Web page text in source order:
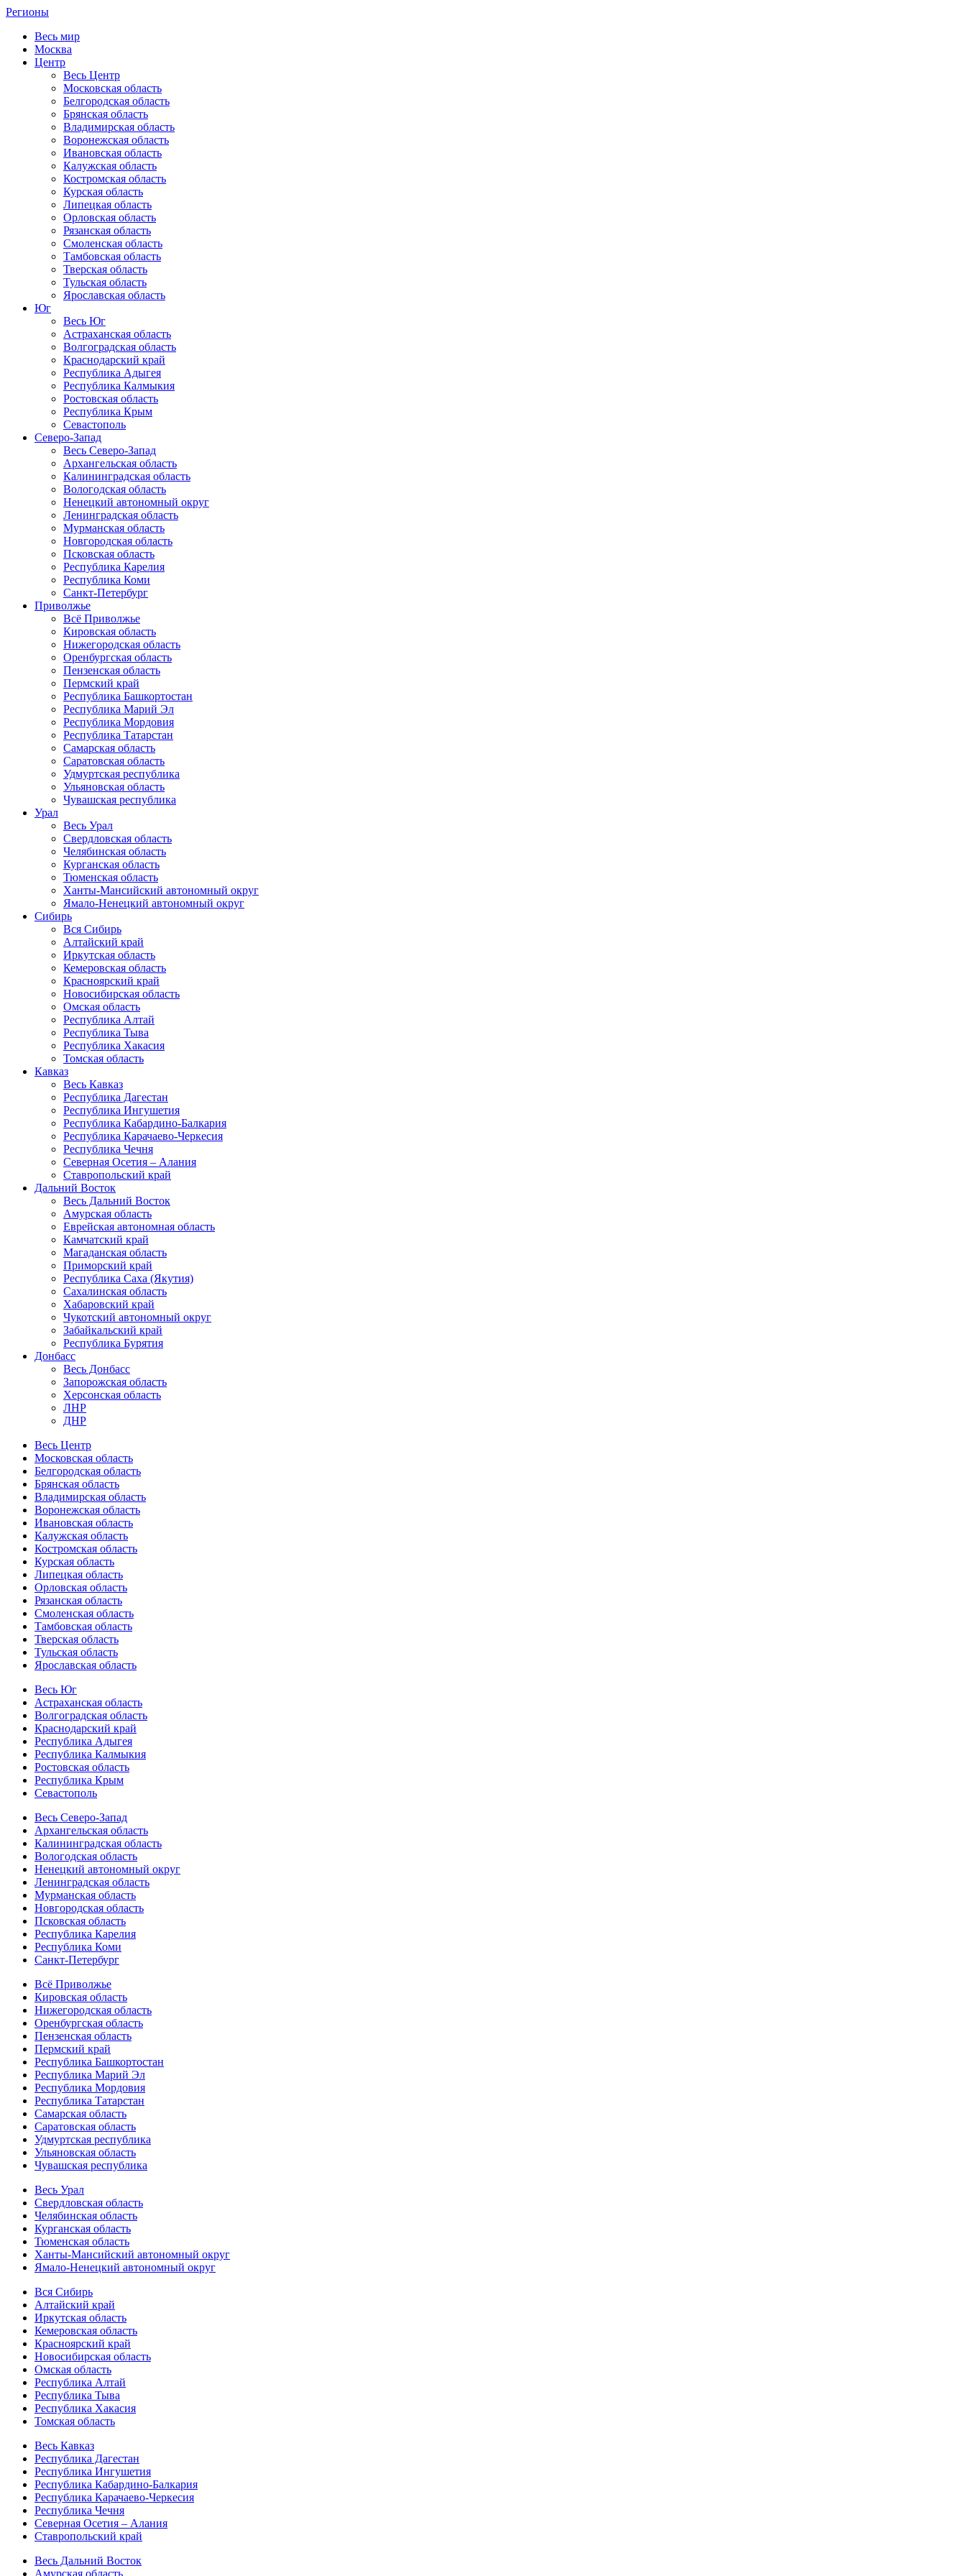
Регионы
Весь мир
Москва
Центр
Весь Центр
Московская область
Белгородская область
Брянская область
Владимирская область
Воронежская область
Ивановская область
Калужская область
Костромская область
Курская область
Липецкая область
Орловская область
Рязанская область
Смоленская область
Тамбовская область
Тверская область
Тульская область
Ярославская область
Юг
Весь Юг
Астраханская область
Волгоградская область
Краснодарский край
Республика Адыгея
Республика Калмыкия
Ростовская область
Республика Крым
Севастополь
Северо-Запад
Весь Северо-Запад
Архангельская область
Калининградская область
Вологодская область
Ненецкий автономный округ
Ленинградская область
Мурманская область
Новгородская область
Псковская область
Республика Карелия
Республика Коми
Санкт-Петербург
Приволжье
Всё Приволжье
Кировская область
Нижегородская область
Оренбургская область
Пензенская область
Пермский край
Республика Башкортостан
Республика Марий Эл
Республика Мордовия
Республика Татарстан
Самарская область
Саратовская область
Удмуртская республика
Ульяновская область
Чувашская республика
Урал
Весь Урал
Свердловская область
Челябинская область
Курганская область
Тюменская область
Ханты-Мансийский автономный округ
Ямало-Ненецкий автономный округ
Сибирь
Вся Сибирь
Алтайский край
Иркутская область
Кемеровская область
Красноярский край
Новосибирская область
Омская область
Республика Алтай
Республика Тыва
Республика Хакасия
Томская область
Кавказ
Весь Кавказ
Республика Дагестан
Республика Ингушетия
Республика Кабардино-Балкария
Республика Карачаево-Черкесия
Республика Чечня
Северная Осетия – Алания
Ставропольский край
Дальний Восток
Весь Дальний Восток
Амурская область
Еврейская автономная область
Камчатский край
Магаданская область
Приморский край
Республика Саха (Якутия)
Сахалинская область
Хабаровский край
Чукотский автономный округ
Забайкальский край
Республика Бурятия
Донбасс
Весь Донбасс
Запорожская область
Херсонская область
ЛНР
ДНР
Весь Центр
Московская область
Белгородская область
Брянская область
Владимирская область
Воронежская область
Ивановская область
Калужская область
Костромская область
Курская область
Липецкая область
Орловская область
Рязанская область
Смоленская область
Тамбовская область
Тверская область
Тульская область
Ярославская область
Весь Юг
Астраханская область
Волгоградская область
Краснодарский край
Республика Адыгея
Республика Калмыкия
Ростовская область
Республика Крым
Севастополь
Весь Северо-Запад
Архангельская область
Калининградская область
Вологодская область
Ненецкий автономный округ
Ленинградская область
Мурманская область
Новгородская область
Псковская область
Республика Карелия
Республика Коми
Санкт-Петербург
Всё Приволжье
Кировская область
Нижегородская область
Оренбургская область
Пензенская область
Пермский край
Республика Башкортостан
Республика Марий Эл
Республика Мордовия
Республика Татарстан
Самарская область
Саратовская область
Удмуртская республика
Ульяновская область
Чувашская республика
Весь Урал
Свердловская область
Челябинская область
Курганская область
Тюменская область
Ханты-Мансийский автономный округ
Ямало-Ненецкий автономный округ
Вся Сибирь
Алтайский край
Иркутская область
Кемеровская область
Красноярский край
Новосибирская область
Омская область
Республика Алтай
Республика Тыва
Республика Хакасия
Томская область
Весь Кавказ
Республика Дагестан
Республика Ингушетия
Республика Кабардино-Балкария
Республика Карачаево-Черкесия
Республика Чечня
Северная Осетия – Алания
Ставропольский край
Весь Дальний Восток
Амурская область